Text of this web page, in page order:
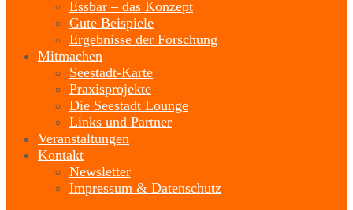
Essbar – das Konzept
Gute Beispiele
Ergebnisse der Forschung
Mitmachen
Seestadt-Karte
Praxisprojekte
Die Seestadt Lounge
Links und Partner
Veranstaltungen
Kontakt
Newsletter
Impressum & Datenschutz